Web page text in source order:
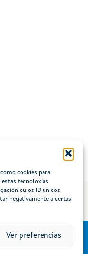
cookies para
tecnoloxías
ou os ID únicos
negativamente a certas
Ver preferencias